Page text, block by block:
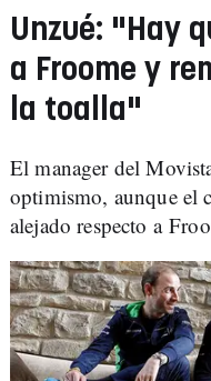
Unzué: "Hay
a Froome y
la toalla"
El manager del
optimismo, aunque el
alejado respecto a